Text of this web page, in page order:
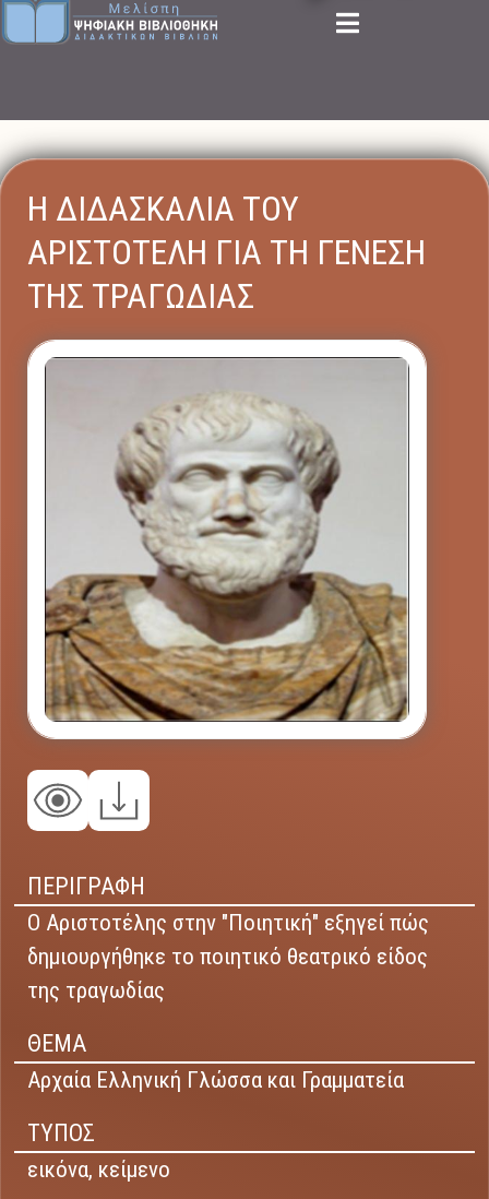
Η ΔΙΔΑΣΚΑΛΙΑ ΤΟΥ
ΑΡΙΣΤΟΤΕΛΗ ΓΙΑ ΤΗ ΓΕΝΕΣΗ
ΤΗΣ ΤΡΑΓΩΔΙΑΣ
ΠΕΡΙΓΡΑΦΗ
Ο Αριστοτέλης στην "Ποιητική" εξηγεί πώς
δημιουργήθηκε το ποιητικό θεατρικό είδος
της τραγωδίας
ΘΕΜΑ
Αρχαία Ελληνική Γλώσσα και Γραμματεία
ΤΥΠΟΣ
εικόνα, κείμενο